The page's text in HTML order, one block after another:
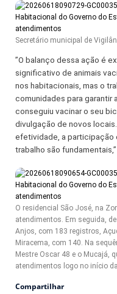
Secretário municipal de
​”O balanço dessa ação é
significativo de animais
nos habitacionais, mas o
comunidades para garantir
conseguiu vacinar o seu
divulgação de novos
efetividade, a participação
trabalho são
O residencial São José, na
atendimentos. Em seguida,
Anjos, com 183 registros,
Miracema, com 140. Na
Mestre Oscar 48 e o Mucajá,
atendimentos logo no início
Compartilhar